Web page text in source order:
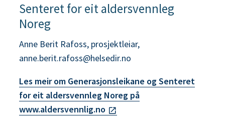
Senteret for eit aldersvennleg
Noreg
Anne Berit Rafoss, prosjektleiar,
anne.berit.rafoss@helsedir.no
Les meir om Generasjonsleikane og Senteret
for eit aldersvennleg Noreg på
www.aldersvennlig.no